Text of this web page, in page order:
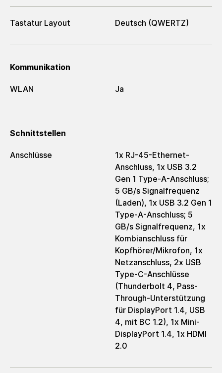
Tastatur Layout Deutsch (QWERTZ)
Kommunikation
WLAN Ja
Schnittstellen
Anschlüsse
1x RJ-45-Ethernet-
Anschluss, 1x USB 3.2
Gen 1 Type-A-Anschluss;
5 GB/s Signalfrequenz
(Laden), 1x USB 3.2 Gen 1
Type-A-Anschluss; 5
GB/s Signalfrequenz, 1x
Kombianschluss für
Kopfhörer/Mikrofon, 1x
Netzanschluss, 2x USB
Type-C-Anschlüsse
(Thunderbolt 4, Pass-
Through-Unterstützung
für DisplayPort 1.4, USB
4, mit BC 1.2), 1x Mini-
DisplayPort 1.4, 1x HDMI
2.0